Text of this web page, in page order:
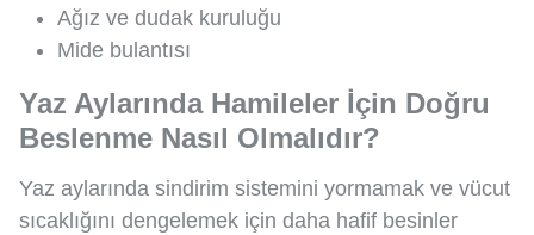
Ağız ve dudak kuruluğu
Mide bulantısı
Yaz Aylarında Hamileler İçin Doğru
Beslenme Nasıl Olmalıdır?
Yaz aylarında sindirim sistemini yormamak ve vücut
sıcaklığını dengelemek için daha hafif besinler